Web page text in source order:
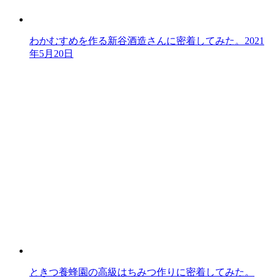
わかむすめを作る新谷酒造さんに密着してみた。 2021
年5月20日
ときつ養蜂園の高級はちみつ作りに密着してみた。